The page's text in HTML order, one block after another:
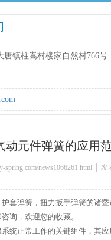
唐镇柱嵩村楼家自然村766号
动元件弹簧的应用
spring.com/news1066261.html │
护套弹簧，扭力扳手弹簧的诸
询，欢迎您的收藏。
系统正常工作的关键组件，其